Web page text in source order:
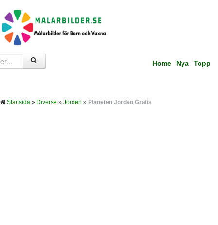
Home Nya Topp
Startsida » Diverse » Jorden » Planeten Jorden Gratis